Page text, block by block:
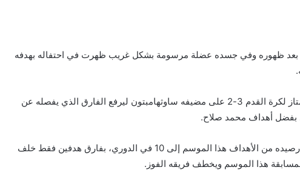
بعد ظهوره وفي جسده عضلة مرسومة بشكل غريب ظهرت في احتفاله بهدفه
وتغلب ليفربول متصدر الدوري الإنجليزي الممتاز لكرة القدم 3-2 على مضيفه ساوثهامبتون ليرفع الفارق الذي يفصله عن
بفضل أهداف محمد صلاح.
وسجل صلاح هدفين في الشوط الثاني ليرفع رصيده من الأهداف هذا الموسم إلى 10 في الدوري، بفارق هدفين فقط خلف
هذا الموسم ويخطف فريقه الفوز.